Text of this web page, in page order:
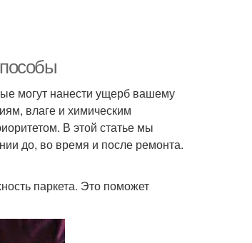
могут нанести ущерб вашему
влаге и химическим
В этой статье мы
до, во время и после ремонта.
паркета. Это поможет